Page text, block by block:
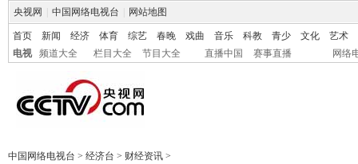
央视网 中国网络电视台 网站地图
首页 新闻 经济 体育 综艺 春晚 戏曲 音乐 科教 青少 文化
艺术
电视
频道大全 栏目大全 节目大全 直播中国 赛事直播 网络
中国网络电视台 > 经济台 > 财经资讯 >